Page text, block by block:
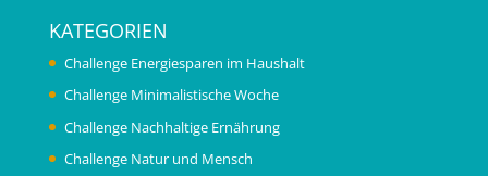
KATEGORIEN
Challenge Energiesparen im Haushalt
Challenge Minimalistische Woche
Challenge Nachhaltige Ernährung
Challenge Natur und Mensch